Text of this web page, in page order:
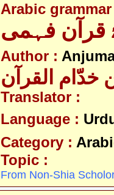
Arabic
Author :
Translator :
Language :
Category :
Topic :
From Non-Shia